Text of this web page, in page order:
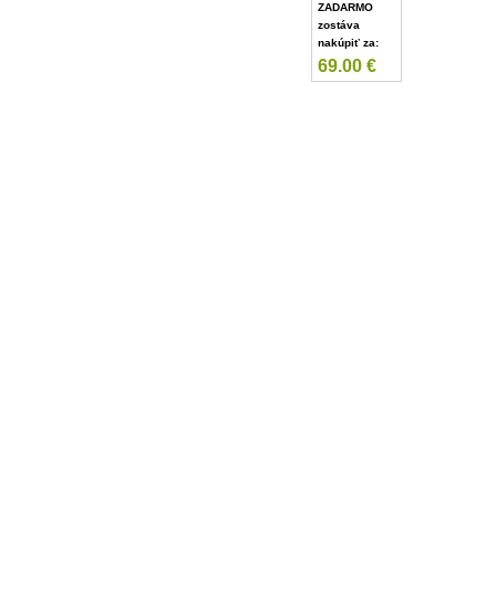
ZADARMO
zostáva
nakúpiť za:
69.00 €